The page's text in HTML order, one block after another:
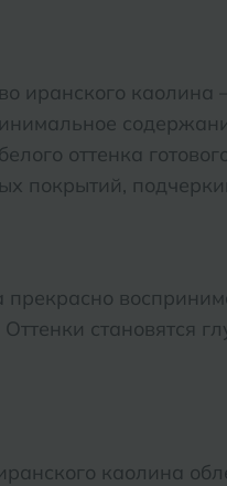
иранского каолина
оттенка
покрытий,
становятся
каолина
Евпатория
Екатеринбург
Ижевск
Кемерово